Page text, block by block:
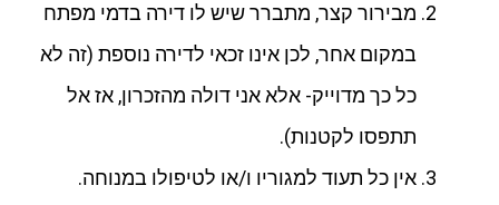
מבירור קצר, מתברר שיש לו דירה בדמי מפתח
במקום אחר, לכן אינו זכאי לדירה נוספת (זה לא
כל כך מדוייק- אלא אני דולה מהזכרון, אז אל
תתפסו לקטנות).
אין כל תעוד למגוריו ו/או לטיפולו במנוחה.